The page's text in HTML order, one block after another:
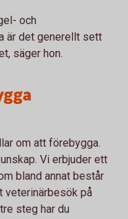
och
är det generellt sett
säger hon.
om att förebygga.
Vi erbjuder ett
bland annat består
veterinärbesök på
steg har du